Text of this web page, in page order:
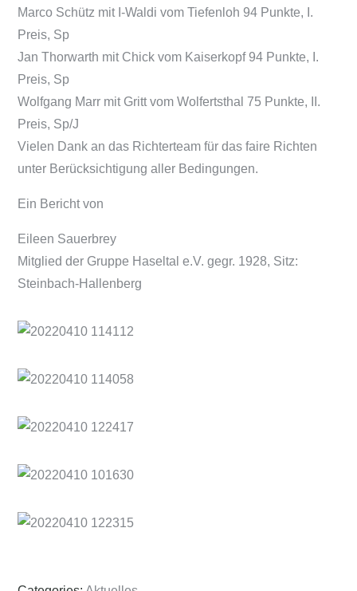
Marco Schütz mit I-Waldi vom Tiefenloh 94 Punkte, I.
Preis, Sp
Jan Thorwarth mit Chick vom Kaiserkopf 94 Punkte, I.
Preis, Sp
Wolfgang Marr mit Gritt vom Wolfertsthal 75 Punkte, II.
Preis, Sp/J
Vielen Dank an das Richterteam für das faire Richten
unter Berücksichtigung aller Bedingungen.
Ein Bericht von
Eileen Sauerbrey
Mitglied der Gruppe Haseltal e.V. gegr. 1928, Sitz:
Steinbach-Hallenberg